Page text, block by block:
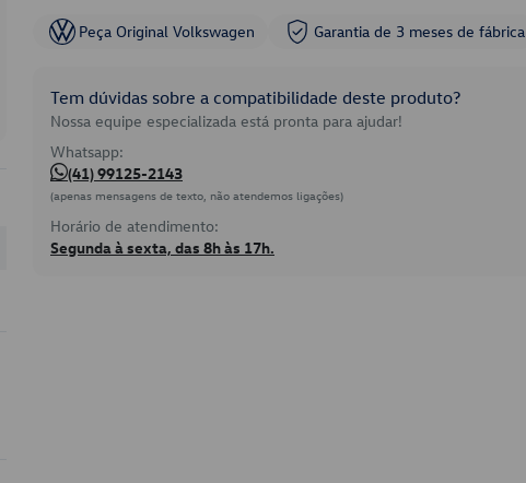
Peça Original Volkswagen Garantia de 3 meses de fábrica
Tem dúvidas sobre a compatibilidade deste produto?
Nossa equipe especializada está pronta para ajudar!
Whatsapp:
(41) 99125-2143
(apenas mensagens de texto, não atendemos ligações)
Horário de atendimento:
Segunda à sexta, das 8h às 17h.